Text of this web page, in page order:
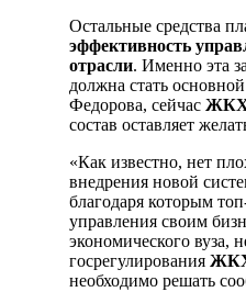
Остальные средства
эффективность
отрасли. Именно эта
должна стать
Федорова, сейчас
состав оставляет
«Как известно, нет
внедрения новой
благодаря которым
управления своим
экономического вуза,
госрегулирования
необходимо решать